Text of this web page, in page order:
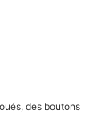
des boutons